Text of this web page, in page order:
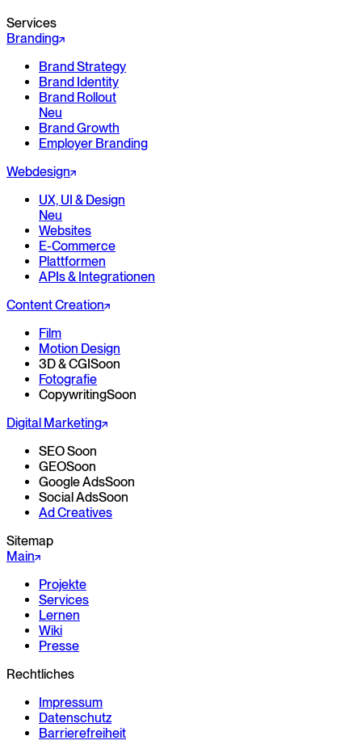
Services
Branding
Brand Strategy
Brand Identity
Brand Rollout
Neu
Brand Growth
Employer Branding
Webdesign
UX, UI & Design
Neu
Websites
E-Commerce
Plattformen
APIs & Integrationen
Content Creation
Film
Motion Design
3D & CGI Soon
Fotografie
CopywritingSoon
Digital Marketing
SEOSoon
GEOSoon
Google AdsSoon
Social AdsSoon
Ad Creatives
Sitemap
Main
Projekte
Services
Lernen
Wiki
Presse
Rechtliches
Impressum
Datenschutz
Barrierefreiheit